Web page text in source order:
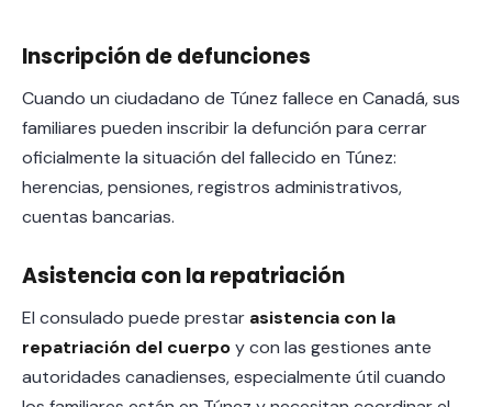
Inscripción de defunciones
Cuando un ciudadano de Túnez fallece en Canadá, sus
familiares pueden inscribir la defunción para cerrar
oficialmente la situación del fallecido en Túnez:
herencias, pensiones, registros administrativos,
cuentas bancarias.
Asistencia con la repatriación
El consulado puede prestar asistencia con la
repatriación del cuerpoy con las gestiones ante
autoridades canadienses, especialmente útil cuando